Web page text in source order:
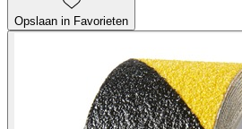
Opslaan in Favorieten